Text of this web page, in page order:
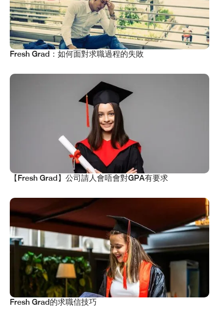
Fresh Grad：如何面對求職過程的失敗
【Fresh Grad】公司請人會唔會對GPA有要求
Fresh Grad的求職信技巧